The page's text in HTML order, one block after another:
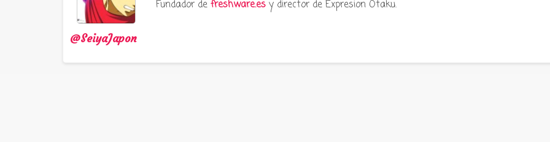
@SeiyaJapon
Fundador de freshware.esy director de Expresion Otaku.